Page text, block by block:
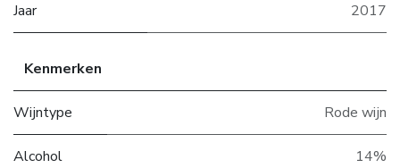
Jaar 2017
Kenmerken
Wijntype Rode wijn
Alcohol 14%